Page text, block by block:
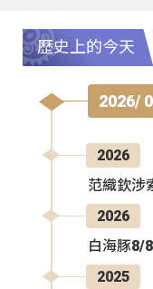
歷史上的今天
2026/
2026
范織欽涉
2026
白海豚8/
2025